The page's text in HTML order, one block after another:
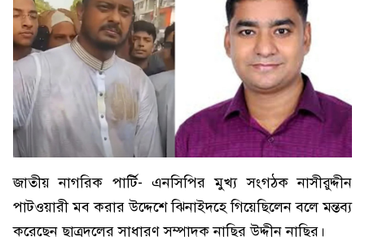
জাতীয় নাগরিক পার্টি- এনসিপির মুখ্য সংগঠক নাসীরুদ্দীন
পাটওয়ারী মব করার উদ্দেশে ঝিনাইদহে গিয়েছিলেন বলে মন্তব্য
করেছেন ছাত্রদলের সাধারণ সম্পাদক নাছির উদ্দীন নাছির।